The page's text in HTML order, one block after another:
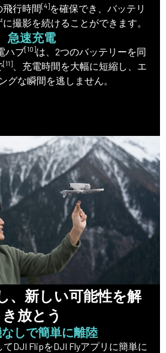
飛行時間[4]を確保でき、バッテリ
撮影を続けることができます。
急速充電
ハブ[10]は、2つのバッテリーを同
[11]
、充電時間を大幅に短縮し、エ
グな瞬間を逃しません。
、新しい可能性を解
き放とう
しで簡単に離陸
DJI FlipをDJI Flyアプリに簡単に